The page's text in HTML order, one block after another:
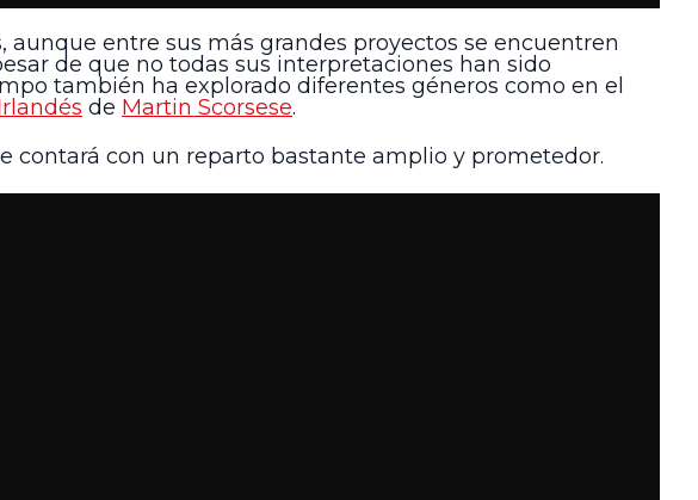
aunque entre sus más grandes proyectos se encuentren
de que no todas sus interpretaciones han sido
también ha explorado diferentes géneros como en el
de Martin Scorsese.
contará con un reparto bastante amplio y prometedor.